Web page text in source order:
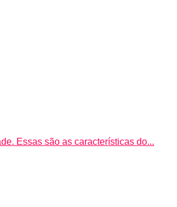
Essas são as características do...